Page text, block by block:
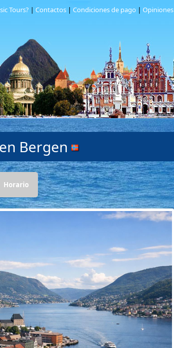
Tours? | Contactos | Condiciones de pago | Opiniones
Bergen
Horario